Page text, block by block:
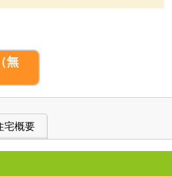
（無
宅概要